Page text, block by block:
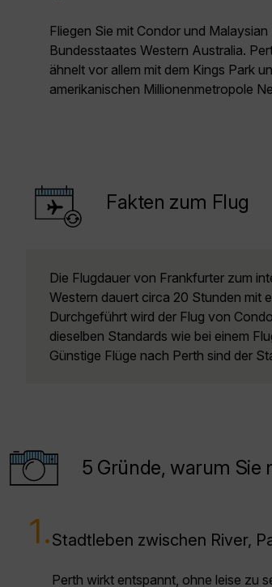
Fliegen Sie mit Condor und
Bundesstaates Western Australia.
ähnelt vor allem mit dem Kings Park
amerikanischen Millionenmetropole
Fakten zum Flug
Die Flugdauer von Frankfurter zum
Western dauert circa 20 Stunden mit
Durchgeführt wird der Flug von
dieselben Standards wie bei einem
Günstige Flüge nach Perth sind der
5 Gründe, warum Sie
1.Stadtleben zwischen River,
Perth wirkt entspannt, ohne leise zu